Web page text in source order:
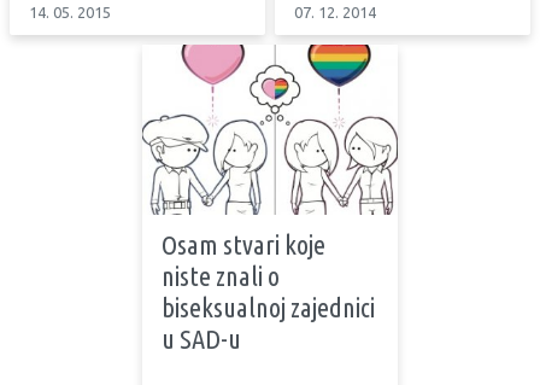
14. 05. 2015 07. 12. 2014
Osam stvari koje
niste znali o
biseksualnoj zajednici
u SAD-u